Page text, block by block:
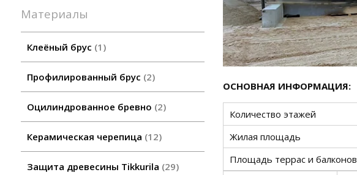
Материалы
Клеёный брус 1
Профилированный брус 2
Оцилиндрованное бревно 2
Керамическая черепица 12
Защита древесины Tikkurila 29
ОСНОВНАЯ ИНФОРМАЦИЯ:
Количество этажей
Жилая площадь
Площадь террас и балконов